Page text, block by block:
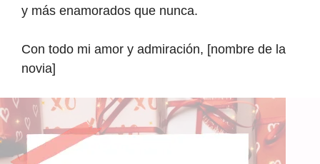
y más enamorados que nunca.
Con todo mi amor y admiración, [nombre de la
novia]